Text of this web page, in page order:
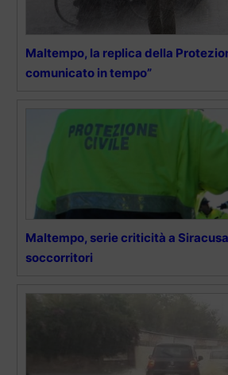
Maltempo, la replica della
comunicato in tempo”
Maltempo, serie criticità a
soccorritori